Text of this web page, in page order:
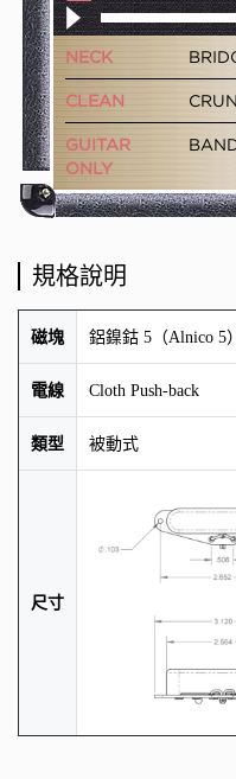
規格說明
磁塊 鋁鎳鈷 5（Alnico 5）
電線 Cloth Push-back
類型 被動式
尺寸